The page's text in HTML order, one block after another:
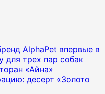
AlphaPet впервые в
для трех пар собак
«Айна»
десерт «Золото